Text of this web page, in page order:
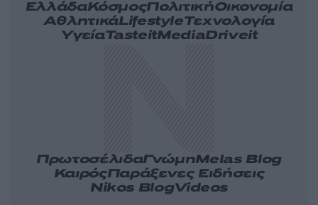
ΕλλάδαΚόσμοςΠολιτικήΟικονομία
ΑθλητικάLifestyleΤεχνολογία
ΥγείαTasteitMediaDriveit
ΠρωτοσέλιδαΓνώμηMelas Blog
ΚαιρόςΠαράξενες Ειδήσεις
Nikos BlogVideos